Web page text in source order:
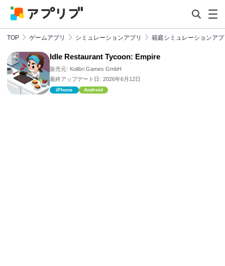
TOP ゲームアプリ シミュレーションアプリ 箱庭シミュレーションア
Idle Restaurant Tycoon: Empire
販売元: Kolibri Games GmbH
最終アップデート日: 2026年6月12日
iPhone Android